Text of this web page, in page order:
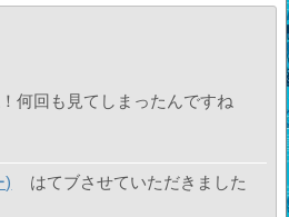
何回も見てしまったんですね
) はてブさせていただきました